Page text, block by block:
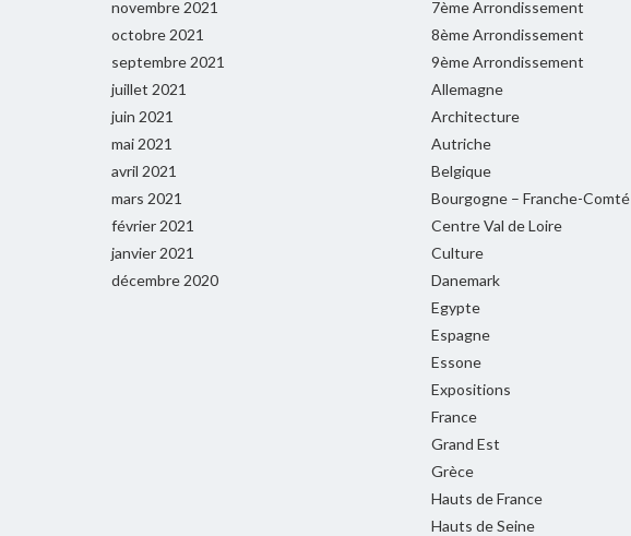
novembre 2021
octobre 2021
septembre 2021
juillet 2021
juin 2021
mai 2021
avril 2021
mars 2021
février 2021
janvier 2021
décembre 2020
7ème Arrondissement
8ème Arrondissement
9ème Arrondissement
Allemagne
Architecture
Autriche
Belgique
Bourgogne – Franche-Comté
Centre Val de Loire
Culture
Danemark
Egypte
Espagne
Essone
Expositions
France
Grand Est
Grèce
Hauts de France
Hauts de Seine